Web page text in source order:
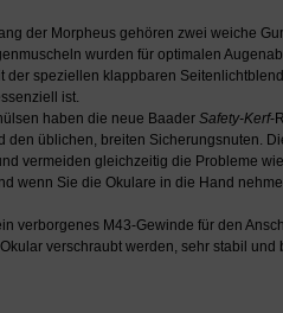
der Morpheus gehören zwei weiche
wurden für optimalen
speziellen klappbaren
ist.
haben die neue Baader Safety-Kerf-
den üblichen, breiten Sicherungsnuten.
vermeiden gleichzeitig die Probleme
wenn Sie die Okulare in die Hand
verborgenes M43-Gewinde für den
verschraubt werden, sehr stabil